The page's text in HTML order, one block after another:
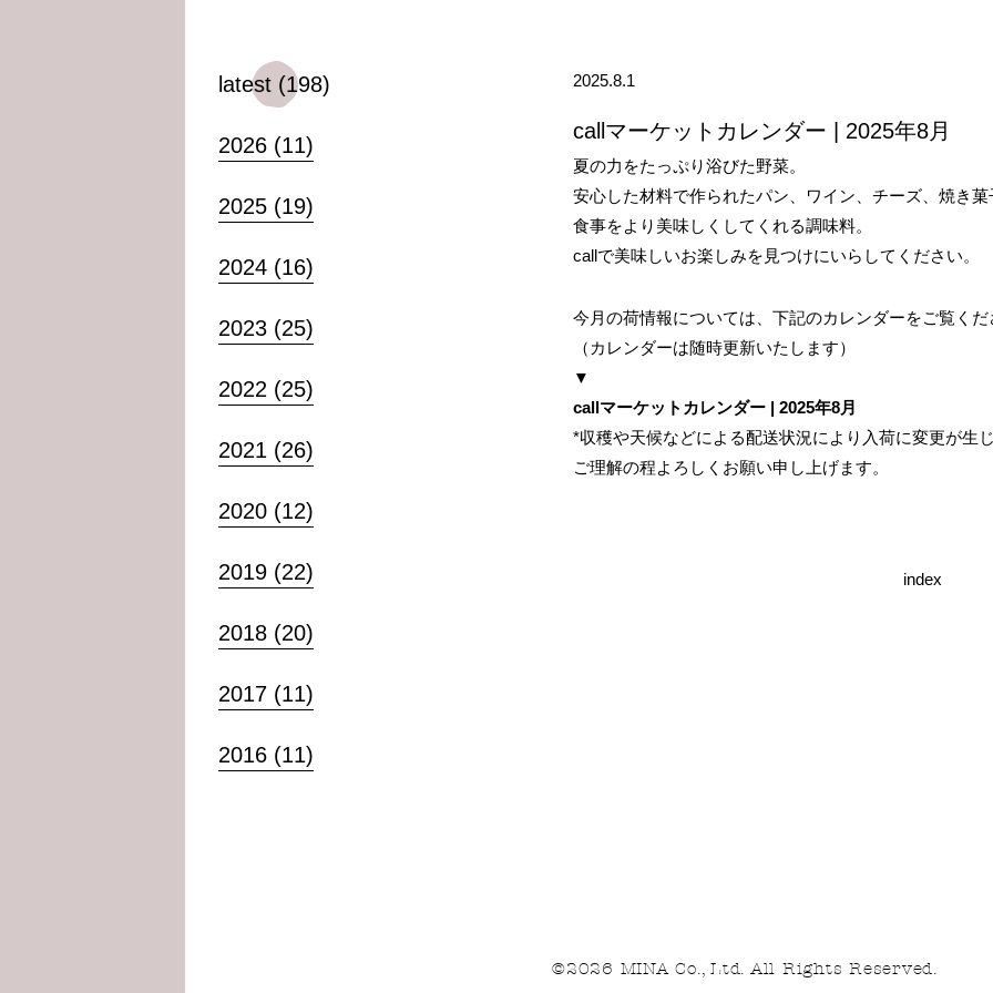
2025.8.1
callマーケットカレンダー | 2025年8月
夏の力をたっぷり浴びた野菜。
安心した材料で作られたパン、ワイン、チーズ、焼き菓
食事をより美味しくしてくれる調味料。
callで美味しいお楽しみを見つけにいらしてください。
今月の荷情報については、下記のカレンダーをご覧くだ
（カレンダーは随時更新いたします）
▼
callマーケットカレンダー | 2025年8月
*収穫や天候などによる配送状況により入荷に変更が生
ご理解の程よろしくお願い申し上げます。
index
latest (198)
2026 (11)
2025 (19)
2024 (16)
2023 (25)
2022 (25)
2021 (26)
2020 (12)
2019 (22)
2018 (20)
2017 (11)
2016 (11)
©2026 MINA Co., Ltd. All Rights Reserved.